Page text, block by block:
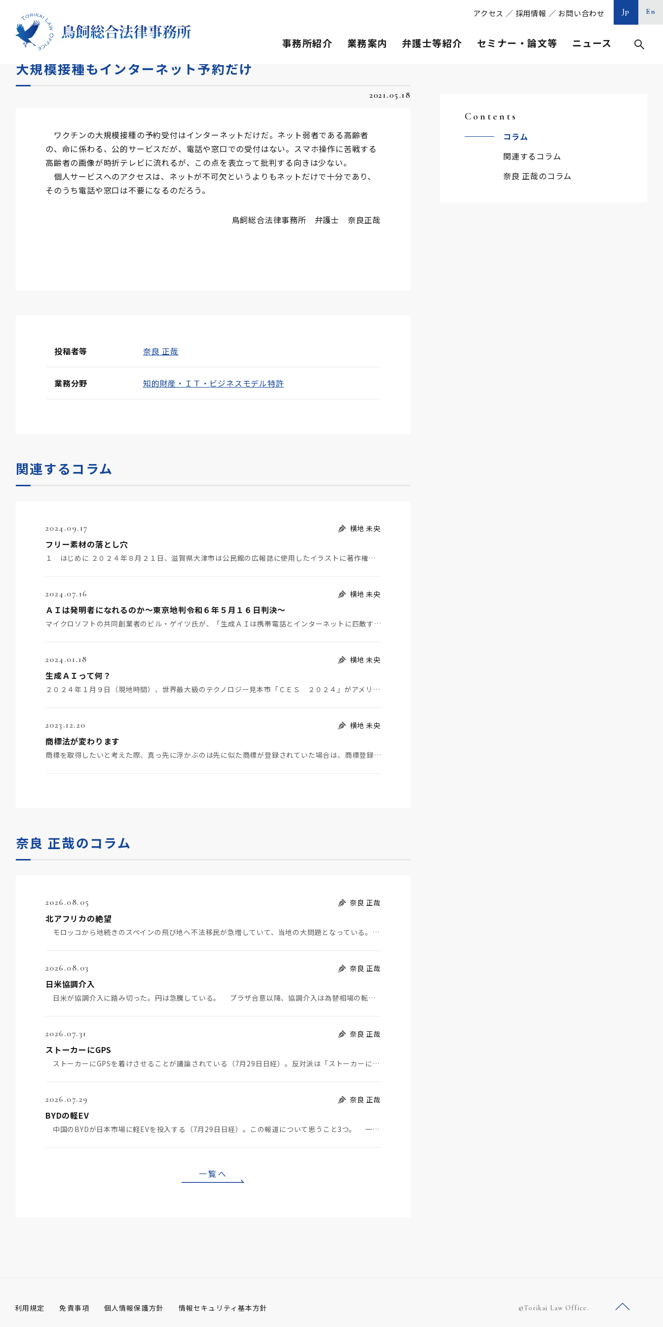
アクセス ／ 採用情報 ／ お問い合わせ Jp En
事務所紹介 業務案内 弁護士等紹介 セミナー・論文等 ニュース
HOME
大規模接種もインターネット予約だけ
2021.05.18
ワクチンの大規模接種の予約受付はインターネットだけだ。ネット弱者である高齢者
の、命に係わる、公的サービスだが、電話や窓口での受付はない。スマホ操作に苦戦する
高齢者の画像が時折テレビに流れるが、この点を表立って批判する向きは少ない。
個人サービスへのアクセスは、ネットが不可欠というよりもネットだけで十分であり、
そのうち電話や窓口は不要になるのだろう。
鳥飼総合法律事務所 弁護士 奈良正哉
投稿者等 奈良 正哉
業務分野 知的財産・ＩＴ・ビジネスモデル特許
関連するコラム
2024.09.17 横地 未央
フリー素材の落とし穴
１ はじめに ２０２４年８月２１日、滋賀県大津市は公民館の広報誌に使用したイラストに著作権侵害があっ…
2024.07.16 横地 未央
ＡＩは発明者になれるのか～東京地判令和６年５月１６日判決～
マイクロソフトの共同創業者のビル・ゲイツ氏が、「生成ＡＩは携帯電話とインターネットに匹敵するほど革命…
2024.01.18 横地 未央
生成ＡＩって何？
２０２４年１月９日（現地時間）、世界最大級のテクノロジー見本市「ＣＥＳ ２０２４」がアメリカのラスベ…
2023.12.20 横地 未央
商標法が変わります
商標を取得したいと考えた際、真っ先に浮かぶのは先に似た商標が登録されていた場合は、商標登録をすること…
奈良 正哉のコラム
2026.08.05 奈良 正哉
北アフリカの絶望
モロッコから地続きのスペインの飛び地へ不法移民が急増していて、当地の大問題となっている。「海を泳い…
2026.08.03 奈良 正哉
日米協調介入
日米が協調介入に踏み切った。円は急騰している。 プラザ合意以降、協調介入は為替相場の転機になって…
2026.07.31 奈良 正哉
ストーカーにGPS
ストーカーにGPSを着けさせることが議論されている（7月29日日経）。反対派は「ストーカーにも人権…
2026.07.29 奈良 正哉
BYDの軽EV
中国のBYDが日本市場に軽EVを投入する（7月29日日経）。この報道について思うこと3つ。 一つ…
一覧へ
Contents
コラム
関連するコラム
奈良 正哉のコラム
利用規定 免責事項 個人情報保護方針 情報セキュリティ基本方針 ©Torikai Law Office.